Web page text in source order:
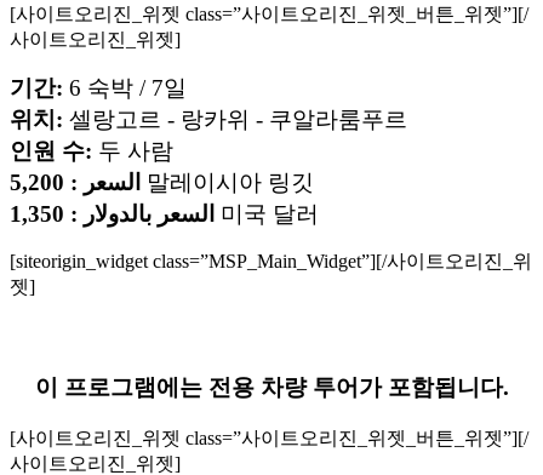
[사이트오리진_위젯 class=”사이트오리진_위젯_버튼_위젯”][/
사이트오리진_위젯]
기간: 6 숙박 / 7일
위치: 셀랑고르 - 랑카위 - 쿠알라룸푸르
인원 수: 두 사람
السعر : 5,200
말레이시아 링깃
미국 달러
[siteorigin_widget class=”MSP_Main_Widget”][/사이트오리진_위
젯]
이 프로그램에는 전용 차량 투어가 포함됩니다.
[사이트오리진_위젯 class=”사이트오리진_위젯_버튼_위젯”][/
사이트오리진_위젯]